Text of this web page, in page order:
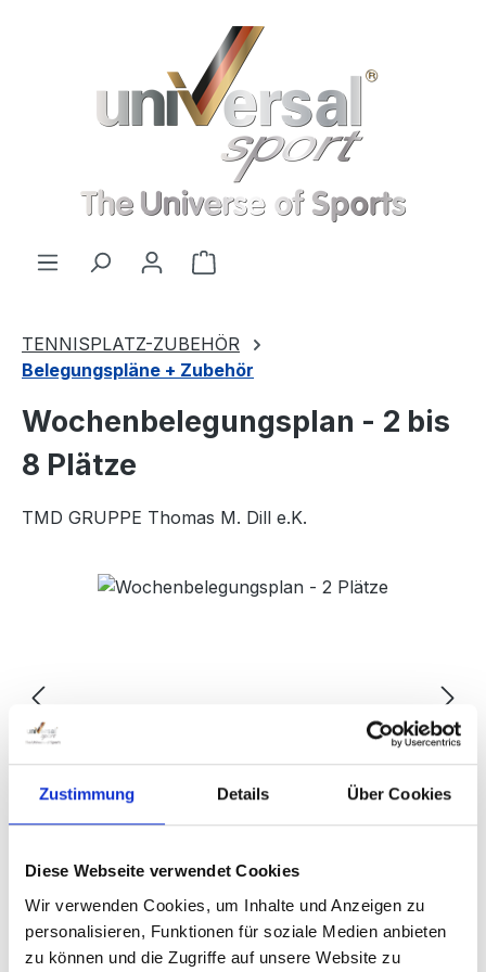
Zustimmung Details Über Cookies
Diese Webseite verwendet Cookies
Wir verwenden Cookies, um Inhalte und Anzeigen zu
personalisieren, Funktionen für soziale Medien anbieten
zu können und die Zugriffe auf unsere Website zu
Warenkorb enthält 0
TENNISPLATZ-ZUBEHÖR
Belegungspläne + Zubehör
Wochenbelegungsplan - 2 bis
8 Plätze
TMD GRUPPE Thomas M. Dill e.K.
Bildergalerie überspringen